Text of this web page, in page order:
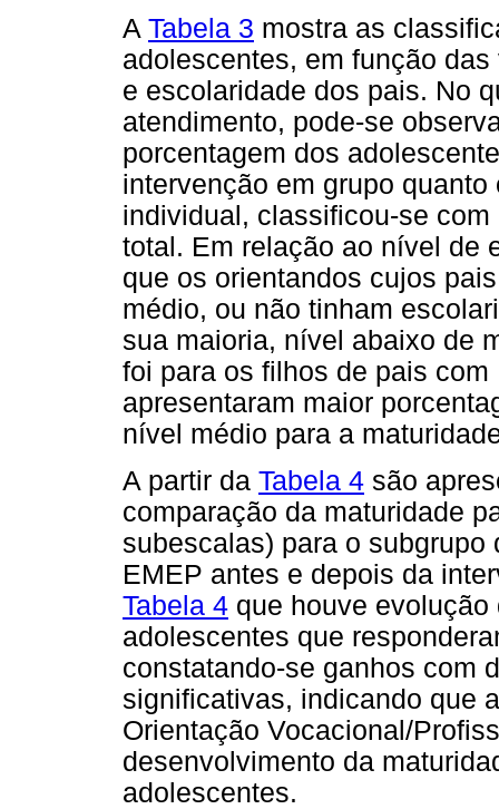
A Tabela 3 mostra as
adolescentes, em função
e escolaridade dos pais. No
atendimento, pode-se
porcentagem dos
intervenção em grupo
individual, classificou-se
total. Em relação ao nível de
que os orientandos cujos
médio, ou não tinham
sua maioria, nível abaixo de
foi para os filhos de pais
apresentaram maior
nível médio para a
A partir da Tabela 4 são
comparação da maturidade
subescalas) para o
EMEP antes e depois da
Tabela 4 que houve
adolescentes que
constatando-se ganhos com
significativas, indicando que
Orientação Vocacional/
desenvolvimento da
adolescentes.